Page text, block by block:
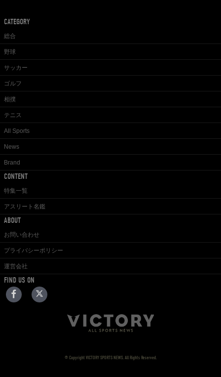
CATEGORY
総合
野球
サッカー
ゴルフ
相撲
テニス
All Sports
News
Brand
CONTENT
特集一覧
アスリート名鑑
ABOUT
お問い合わせ
プライバシーポリシー
運営会社
FIND US ON
© Copyright VICTORY SPORTS NEWS. All Rights Reserved.